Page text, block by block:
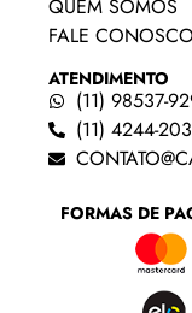
QUEM SOMOS
FALE CONOSCO
ATENDIMENTO
(11) 98537-
(11) 4244-
FORMAS DE